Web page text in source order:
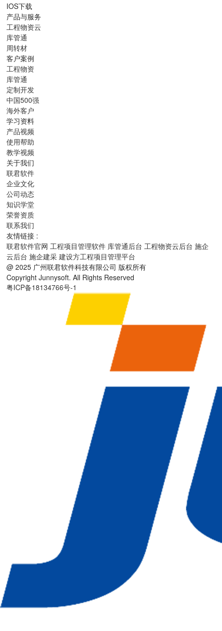
IOS下载
产品与服务
工程物资云
库管通
周转材
客户案例
工程物资
库管通
定制开发
中国500强
海外客户
学习资料
产品视频
使用帮助
教学视频
关于我们
联君软件
企业文化
公司动态
知识学堂
荣誉资质
联系我们
友情链接 :
联君软件官网 工程项目管理软件 库管通后台 工程物资云后台 施企
云后台 施企建采 建设方工程项目管理平台
@ 2025 广州联君软件科技有限公司 版权所有
Copyright Junnysoft. All Rights Reserved
粤ICP备18134766号-1